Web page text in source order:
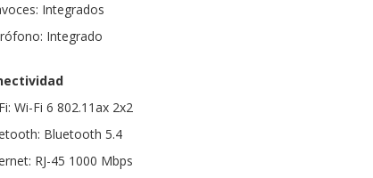
Integrados
Integrado
Wi-Fi 6 802.11ax 2x2
Bluetooth 5.4
RJ-45 1000 Mbps